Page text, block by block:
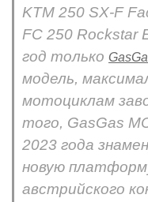
KTM 250 SX-F
FC 250 Rockstar
год только
модель,
мотоциклам
того, GasGas
2023 года
новую
австрийского